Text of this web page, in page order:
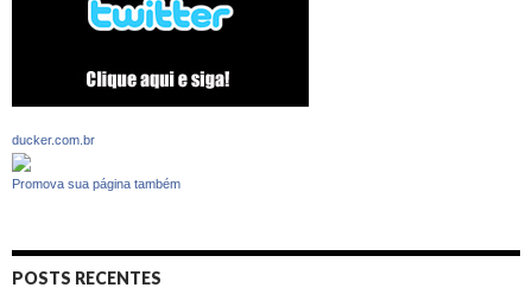
ducker.com.br
Promova sua página também
POSTS RECENTES